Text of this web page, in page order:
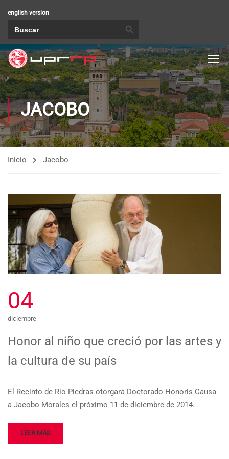
english version
JACOBO
Inicio Jacobo
04
diciembre
Honor al niño que creció por las artes y
la cultura de su país
El Recinto de Río Piedras otorgará Doctorado Honoris Causa
a Jacobo Morales el próximo 11 de diciembre de 2014.
LEER MÁS